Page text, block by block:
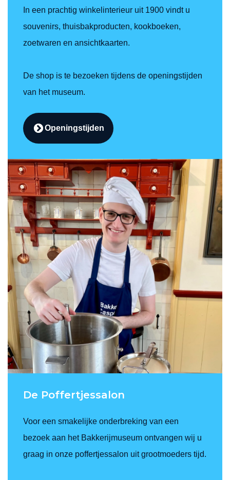
In een prachtig winkelinterieur uit 1900 vindt u
souvenirs, thuisbakproducten, kookboeken,
zoetwaren en ansichtkaarten.
De shop is te bezoeken tijdens de openingstijden
van het museum.
Openingstijden
De Poffertjessalon
Voor een smakelijke onderbreking van een
bezoek aan het Bakkerijmuseum ontvangen wij u
graag in onze poffertjessalon uit grootmoeders tijd.